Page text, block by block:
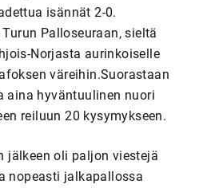
isännät 2-0.
Palloseuraan, sieltä
Norjasta aurinkoiselle
väreihin.Suorastaan
aina hyväntuulinen nuori
reiluun 20 kysymykseen.
jälkeen oli paljon viestejä
nopeasti jalkapallossa